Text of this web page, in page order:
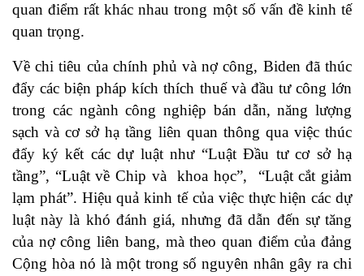
quan điểm rất khác nhau trong một số vấn đề kinh tế
quan trọng.
Về chi tiêu của chính phủ và nợ công, Biden đã thúc
đẩy các biện pháp kích thích thuế và đầu tư công lớn
trong các ngành công nghiệp bán dẫn, năng lượng
sạch và cơ sở hạ tầng liên quan thông qua việc thúc
đẩy ký kết các dự luật như “Luật Đầu tư cơ sở hạ
tầng”, “Luật về Chip và khoa học”, “Luật cắt giảm
lạm phát”. Hiệu quả kinh tế của việc thực hiện các dự
luật này là khó đánh giá, nhưng đã dẫn đến sự tăng
của nợ công liên bang, mà theo quan điểm của đảng
Cộng hòa nó là một trong số nguyên nhân gây ra chi